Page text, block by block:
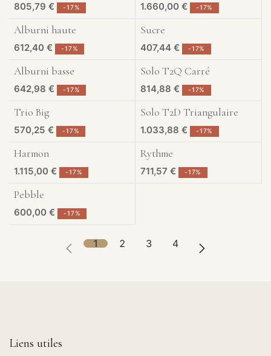
805,79 € -17% 1.660,00€ -17%
Exposé à Liège
Alburni haute
612,40 € -17%
Exposé à Liège
Sucre
407,44€ -17%
Exposé à Liège
Alburni basse
642,98 € -17%
Exposé à Liège
Solo T2Q Carré
814,88 € -17%
Exposé à Liège
Trio Big
570,25 € -17%
Exposé à Liège
Solo T2D Triangulaire
1.033,88 € -17%
Exposé à Liège
Harmon
1.115,00 € -17%
Exposé à Liège
Rythme
711,57 € -17%
Exposé à Liège
Pebble
600,00 € -17%
1 2 3 4
Liens utiles